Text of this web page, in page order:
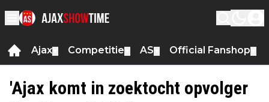
Ajax Competitie AS Official Fanshop
'Ajax komt in zoektocht opvolger